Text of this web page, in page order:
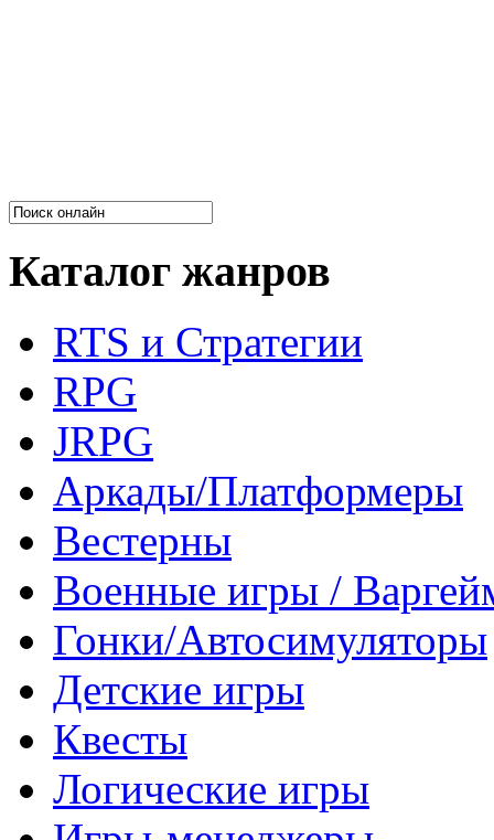
Каталог жанров
RTS и Стратегии
RPG
JRPG
Аркады/Платформеры
Вестерны
Военные игры /
Гонки/Автосимуляторы
Детские игры
Квесты
Логические игры